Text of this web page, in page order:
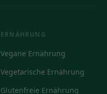
ERNÄHRUNG
Vegane Ernährung
Vegetarische Ernährung
Glutenfreie Ernährung